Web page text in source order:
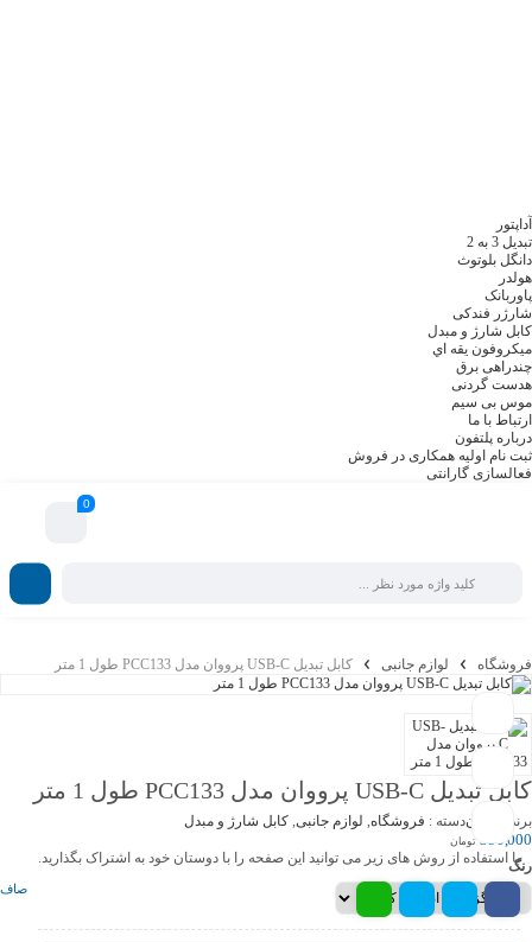
آداپتور
تبدیل 3 به 2
دانگل بلوتوث
هولدر
پاوربانک
شارژر فندکی
کابل شارژ و مبدل
ميکروفون يقه اي
چندراهی برق
هدست گردنی
موس بی سیم
ارتباط با ما
درباره پلتفون
ثبت نام اولیه همکاری در فروش
فعالسازی گارانتی
0
فروشگاه لوازم جانبی کابل تبدیل USB-C پرووان مدل PCC133 طول 1 متر
با استفاده از روش های زیر می توانید این صفحه را با دوستان خود به اشتراک بگذارید.
کابل تبدیل USB-C پرووان مدل PCC133 طول 1 متر
برند پروواندسته : فروشگاه, لوازم جانبی, کابل شارژ و مبدل
390,000 تومان
رنگ
صاف